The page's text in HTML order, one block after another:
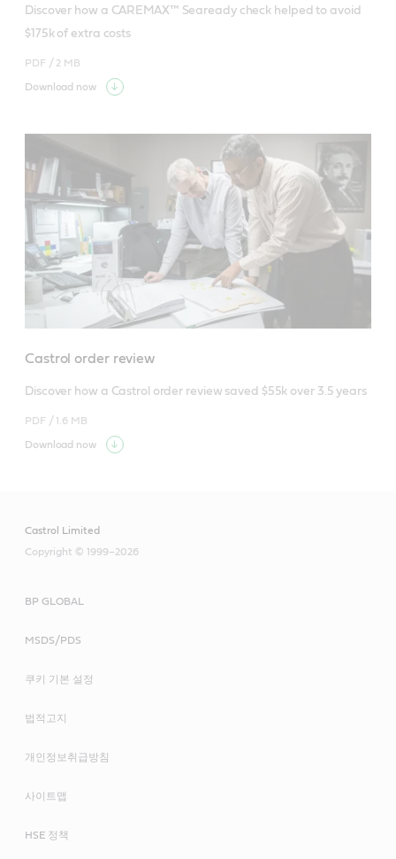
Discover how a CAREMAX™ Seaready check helped to avoid
$175k of extra costs
PDF / 2 MB
Download now
Castrol order review
Discover how a Castrol order review saved $55k over 3.5 years
PDF /1.6 MB
Download now
Castrol Limited
Copyright © 1999–2026
BP GLOBAL
MSDS/PDS
쿠키 기본 설정
법적고지
개인정보취급방침
사이트맵
HSE 정책